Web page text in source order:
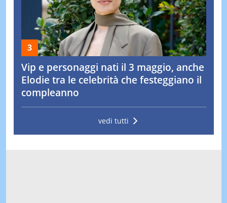
Vip e personaggi nati il 3 maggio, anche
Elodie tra le celebrità che festeggiano il
compleanno
vedi tutti